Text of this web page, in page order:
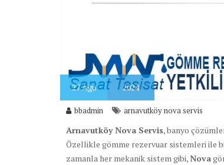
27Ağu 2024
bbadmin arnavutköy nova servis
Arnavutköy Nova Servis, banyo
Özellikle gömme rezervuar sistemleri ile
zamanla her mekanik sistem gibi,Nova